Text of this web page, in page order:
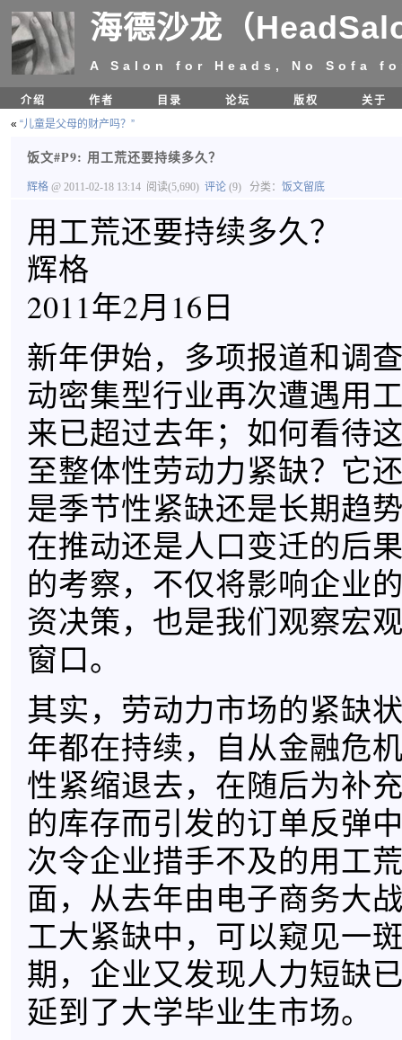
海德沙龙（
A Salon for Heads, No Sofa
介绍 作者 目录 论坛 版权
关于
« “儿童是父母的财产吗？”
饭文#P9: 用工荒还要持续多久？
辉格 @ 2011-02-18 13:14 阅读(5,690) 评论 (9) 分类： 饭文留底
用工荒还要持续多久？
辉格
2011年2月16日
新年伊始，多项报道和调
动密集型行业再次遭遇用
来已超过去年；如何看待
至整体性劳动力紧缺？它
是季节性紧缺还是长期趋
在推动还是人口变迁的后
的考察，不仅将影响企业
资决策，也是我们观察宏
窗口。
其实，劳动力市场的紧缺
年都在持续，自从金融危
性紧缩退去，在随后为补
的库存而引发的订单反弹
次令企业措手不及的用工
面，从去年由电子商务大
工大紧缺中，可以窥见一
期，企业又发现人力短缺
延到了大学毕业生市场。